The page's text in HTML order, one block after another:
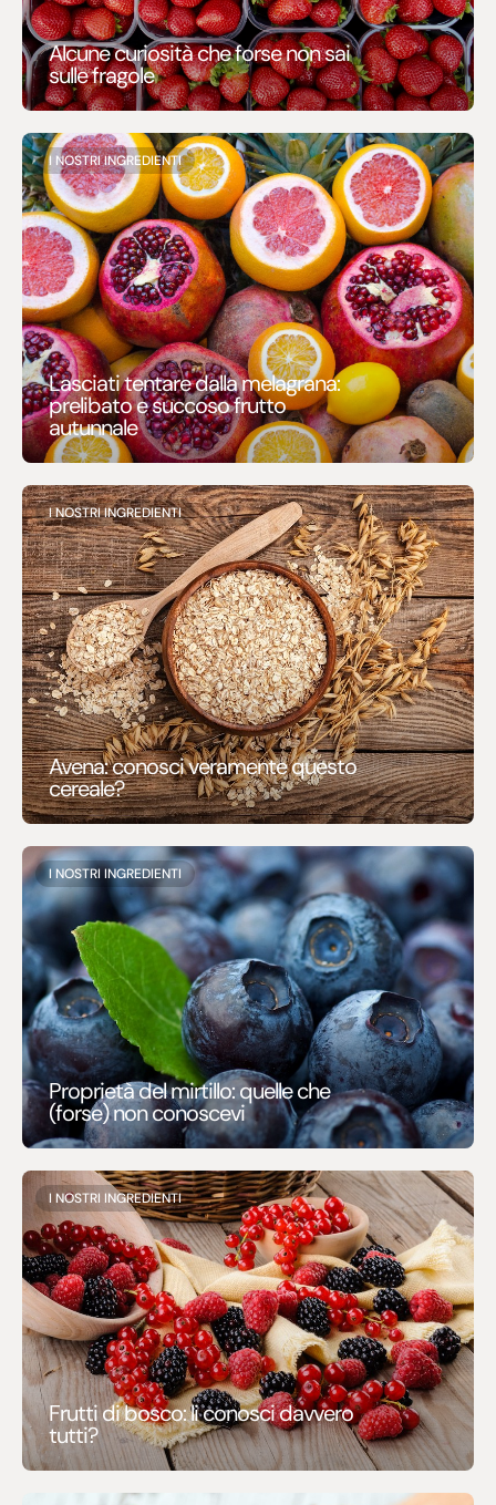
Alcune curiosità che forse non sai
sulle fragole
I NOSTRI INGREDIENTI
Lasciati tentare dalla melagrana:
prelibato e succoso frutto
autunnale
I NOSTRI INGREDIENTI
Avena: conosci veramente questo
cereale?
I NOSTRI INGREDIENTI
Proprietà del mirtillo: quelle che
(forse) non conoscevi
I NOSTRI INGREDIENTI
Frutti di bosco: li conosci davvero
tutti?